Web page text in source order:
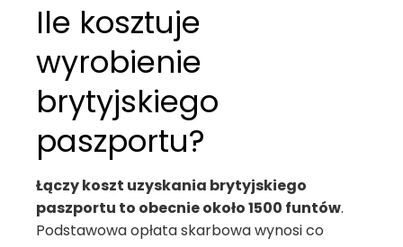
Ile kosztuje
wyrobienie
brytyjskiego
paszportu?
Łączy koszt uzyskania brytyjskiego
paszportu to obecnie około 1500 funtów.
Podstawowa opłata skarbowa wynosi co